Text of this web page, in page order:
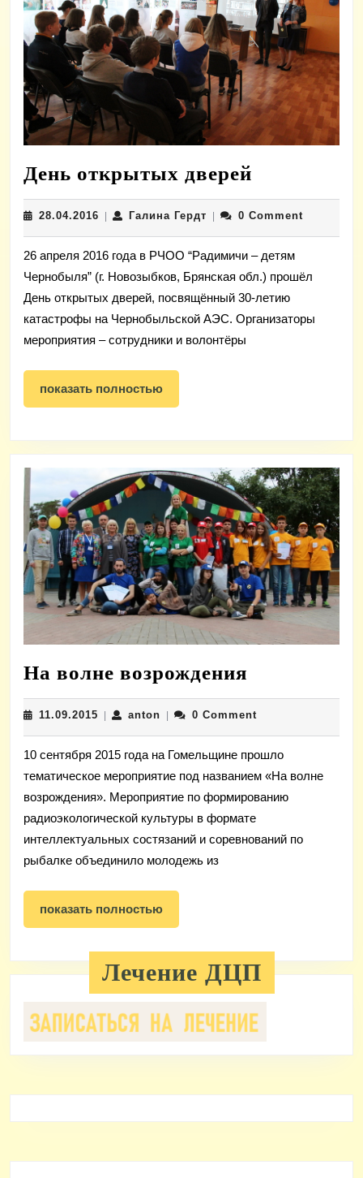
День открытых дверей
открытых
дверей
28.04.2016 28.04.2016
| Галина ГердтГалина
| 0 Comment
26 апреля 2016 года в РЧОО “Радимичи – детям
Чернобыля” (г. Новозыбков, Брянская обл.) прошёл
День открытых дверей, посвящённый 30-летию
катастрофы на Чернобыльской АЭС. Организаторы
мероприятия – сотрудники и волонтёры
показать полностьюпоказать
полностью
На волне возрождения
волне
11.09.2015 11.09.2015
antonanton 0 Comment
10 сентября 2015 года на Гомельщине прошло
тематическое мероприятие под названием «На волне
возрождения». Мероприятие по формированию
радиоэкологической культуры в формате
интеллектуальных состязаний и соревнований по
рыбалке объединило молодежь из
показать полностьюпоказать
полностью
Лечение ДЦП